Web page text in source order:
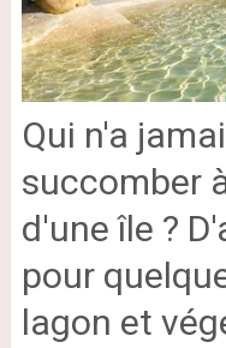
Qui n'a
succomber
d'une île ?
pour
lagon et